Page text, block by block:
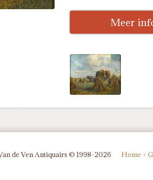
Meer
de Ven Antiquairs © 1998-2026 Home ♦